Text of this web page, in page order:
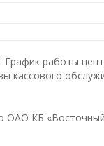
. График работы
кассового
ОАО КБ